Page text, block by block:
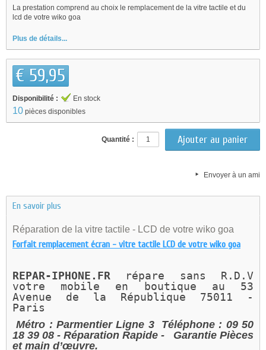
La prestation comprend au choix le remplacement de la vitre tactile et du
lcd de votre wiko goa
Plus de détails...
€ 59,95
Disponibilité : En stock
10 pièces disponibles
Quantité :
Envoyer à un ami
En savoir plus
Réparation de la vitre tactile - LCD de votre wiko goa
Forfait remplacement écran - vitre tactile LCD de votre wiko goa
REPAR-IPHONE.FR
répare sans R.D.V
votre mobile en boutique au 53
Avenue de la République 75011 -
Paris
Métro : Parmentier Ligne 3
Téléphone : 09 50
18 39 08 - Réparation Rapide -
Garantie Pièces
et main d’œuvre.